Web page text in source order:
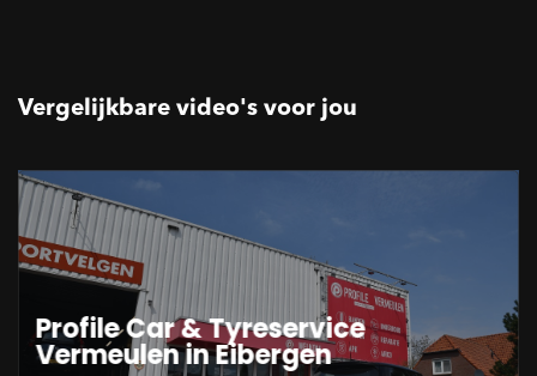
Vergelijkbare video's voor jou
Profile Car & Tyreservice
Vermeulen in Eibergen